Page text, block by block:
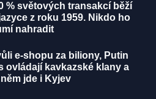
% světových transakcí běží
z roku 1959. Nikdo ho
nahradit
e-shopu za biliony, Putin
ovládají kavkazské klany a
jde i Kyjev